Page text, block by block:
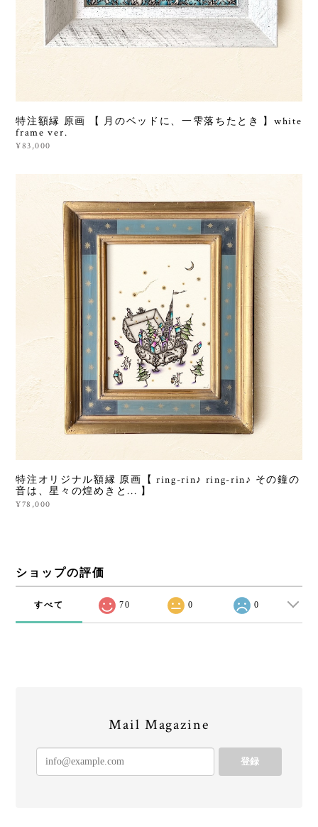
特注額縁 原画 【 月のベッドに、一雫落ちたとき 】white
frame ver.
¥83,000
特注オリジナル額縁 原画【 ring-rin♪ ring-rin♪ その鐘の
音は、星々の煌めきと... 】
¥78,000
ショップの評価
すべて 70 0 0
Mail Magazine
登録